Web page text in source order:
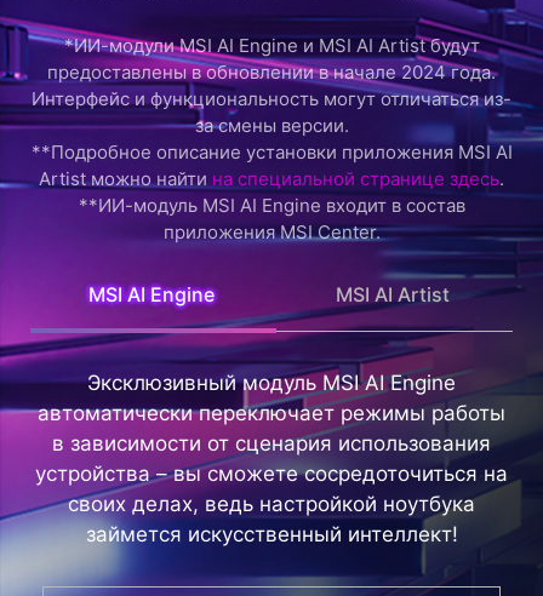
*ИИ-модули MSI AI Engine и MSI AI Artist будут
предоставлены в обновлении в начале 2024 года.
Интерфейс и функциональность могут отличаться из-
за смены версии.
**Подробное описание установки приложения MSI AI
Artist можно найти на специальной странице здесь.
**ИИ-модуль MSI AI Engine входит в состав
приложения MSI Center.
MSI AI Engine MSI AI Artist
Эксклюзивный модуль MSI AI Engine
автоматически переключает режимы работы
в зависимости от сценария использования
устройства – вы сможете сосредоточиться на
своих делах, ведь настройкой ноутбука
займется искусственный интеллект!